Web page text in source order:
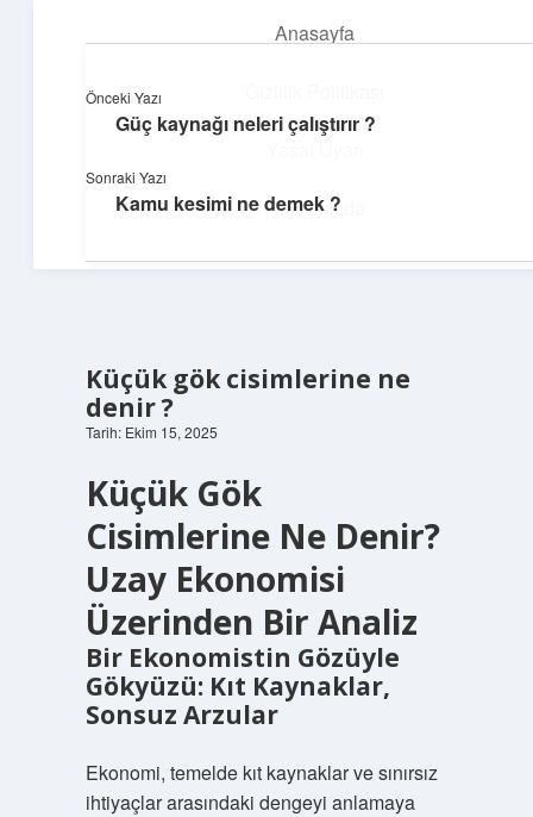
Anasayfa
Hakkımızda
Günlük Akış
Günlük yaşamdan küçük notlar ve kısa bilgiler.
Küçük gök cisimlerine ne
denir ?
Tarih: Ekim 15, 2025
Küçük Gök
Cisimlerine Ne Denir?
Uzay Ekonomisi
Üzerinden Bir Analiz
Bir Ekonomistin Gözüyle
Gökyüzü: Kıt Kaynaklar,
Sonsuz Arzular
Ekonomi, temelde kıt kaynaklar ve sınırsız
ihtiyaçlar arasındaki dengeyi anlamaya
Önceki Yazı
Güç kaynağı neleri çalıştırır ?
Sonraki Yazı
Kamu kesimi ne demek ?